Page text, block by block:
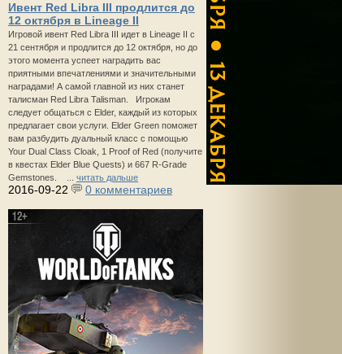
Ивент Red Libra III продлится до
12 октября в Lineage II
Игровой ивент Red Libra III идет в Lineage II с
21 сентября и продлится до 12 октября, но до
этого момента успеет наградить вас
приятными впечатлениями и значительными
наградами! А самой главной из них станет
талисман Red Libra Talisman. Игрокам
следует общаться с Elder, каждый из которых
предлагает свои услуги. Elder Green поможет
вам разбудить дуальный класс с помощью
Your Dual Class Cloak, 1 Proof of Red (получите
в квестах Elder Blue Quests) и 667 R-Grade
Gemstones. ... читать дальше
2016-09-22 0 комментариев